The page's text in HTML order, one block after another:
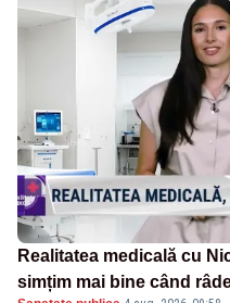
Realitatea medicală cu
simțim mai bine când